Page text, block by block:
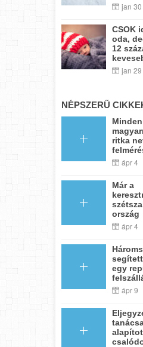
jan 30
CSOK
oda,
12
jan 29
NÉPSZERŰ
ritka
ápr 4
Már a
ország
ápr 4
egy
ápr 9